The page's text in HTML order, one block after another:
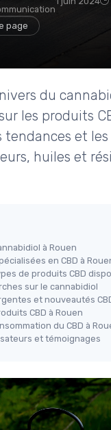
page
du
les produits
tendances et
huiles et
à Rouen
en CBD à
de produits CBD
sur le cannabidiol
et nouveautés
CBD à Rouen
du CBD à
et témoignages